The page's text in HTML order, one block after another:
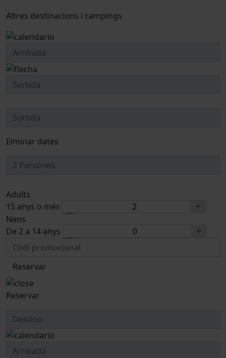
Altres destinacions i campings
Elminar dates
Adults
15 anys o més
Nens
De 2 a 14 anys
Reservar
Reservar